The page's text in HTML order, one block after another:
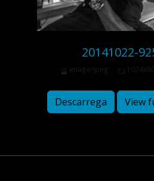
20141022-
image/jpeg
Descarrega View